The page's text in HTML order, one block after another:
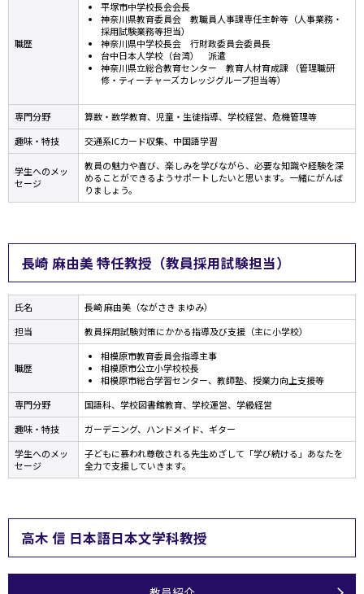
職歴
平塚市中学校長会会長
神奈川県教育委員会 教職員人事課専任主幹等（人事業務・
採用試験業務等担当）
神奈川県中学校長会 行財政委員会委員長
台中日本人学校（台湾） 派遣
神奈川県立総合教育センター 教育人材育成課 （管理職研
修・ティーチャーズカレッジグループ担当等）
専門分野
算数・数学教育、児童・生徒指導、学校経営、危機管理等
趣味・特技
交通系ICカード収集、中国語学習
学生へのメッ
セージ
教員の魅力や喜び、楽しみを学びながら、必要な知識や経験を深
めることができるようサポートしたいと思います。一緒にがんば
りましょう。
長崎 麻由美 特任教授（教員採用試験担当）
氏名
長崎 麻由美（ながさき まゆみ）
担当
教員採用試験対策にかかる指導及び支援（主に小学校）
職歴
相模原市教育委員会指導主事
相模原市公立小学校校長
相模原市総合学習センター、教師塾、授業力向上支援等
専門分野
国語科、学校図書館教育、学校運営、学級経営
趣味・特技
ガーデニング、ハンドメイド、ギター
学生へのメッ
セージ
子どもに慕われ尊敬される先生めざして「学び続ける」あなたを
全力で支援していきます。
高木 信 日本語日本文学科教授